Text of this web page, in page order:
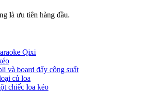
là ưu tiên hàng đầu.
Qixi
và board đẩy công suất
củ loa
chiếc loa kéo